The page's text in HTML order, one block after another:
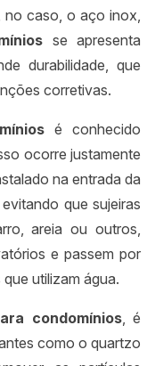
no caso, o aço inox,
se apresenta
durabilidade, que
corretivas.
é conhecido
ocorre justamente
na entrada da
que sujeiras
areia ou outros,
e passem por
utilizam água.
condomínios, é
como o quartzo